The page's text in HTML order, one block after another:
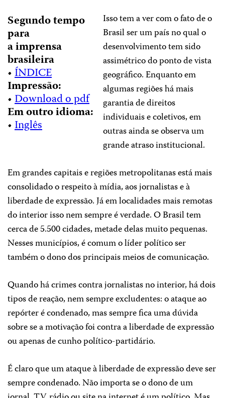
Segundo tempo
para
a imprensa
brasileira
•ÍNDICE
Impressão:
•Download o pdf
Em outro idioma:
•Inglês
Isso tem a ver com o fato de o
Brasil ser um país no qual o
desenvolvimento tem sido
assimétrico do ponto de vista
geográfico. Enquanto em
algumas regiões há mais
garantia de direitos
individuais e coletivos, em
outras ainda se observa um
grande atraso institucional.
Em grandes capitais e regiões metropolitanas está mais
consolidado o respeito à mídia, aos jornalistas e à
liberdade de expressão. Já em localidades mais remotas
do interior isso nem sempre é verdade. O Brasil tem
cerca de 5.500 cidades, metade delas muito pequenas.
Nesses municípios, é comum o líder político ser
também o dono dos principais meios de comunicação.
Quando há crimes contra jornalistas no interior, há dois
tipos de reação, nem sempre excludentes: o ataque ao
repórter é condenado, mas sempre fica uma dúvida
sobre se a motivação foi contra a liberdade de expressão
ou apenas de cunho político-partidário.
É claro que um ataque à liberdade de expressão deve ser
sempre condenado. Não importa se o dono de um